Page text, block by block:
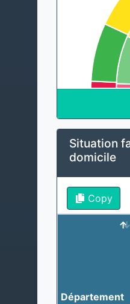
Situation
domicile
Copy
Département